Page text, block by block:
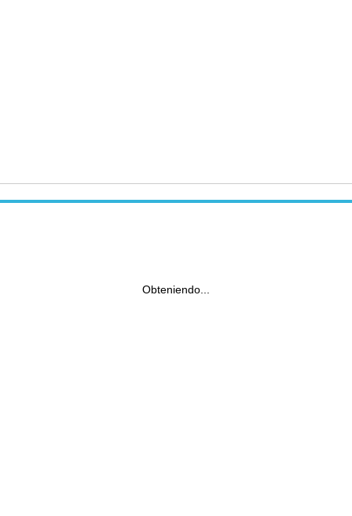
Obteniendo...